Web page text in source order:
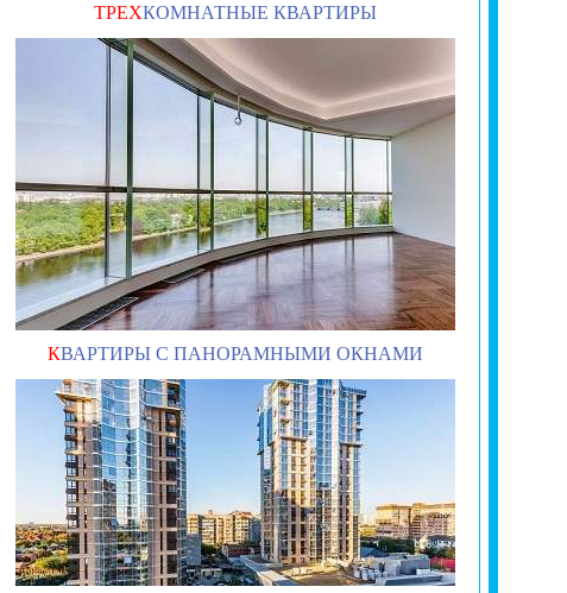
ТРЕХКОМНАТНЫЕ КВАРТИРЫ
КВАРТИРЫ С ПАНОРАМНЫМИ ОКНАМИ